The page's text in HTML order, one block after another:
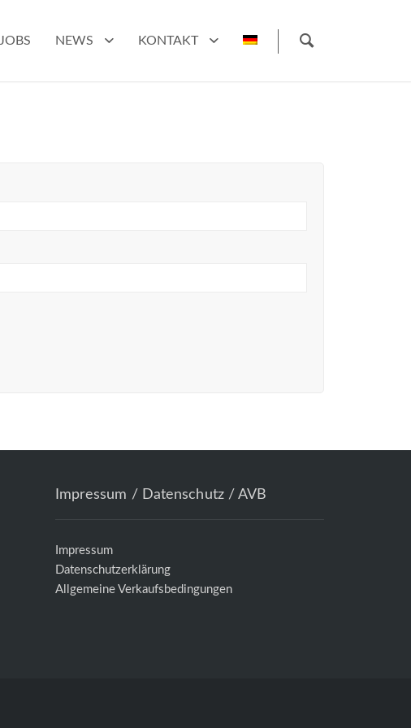
JOBS NEWS KONTAKT
Impressum / Datenschutz / AVB
Impressum
Datenschutzerklärung
Allgemeine Verkaufsbedingungen